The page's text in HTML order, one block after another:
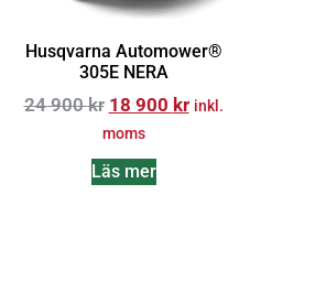
Husqvarna Automower®
305E NERA
24 900kr 18 900 kr inkl.
moms
Läs mer